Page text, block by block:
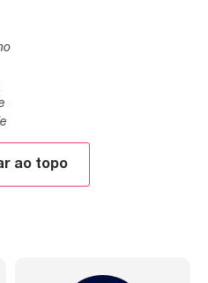
ao topo